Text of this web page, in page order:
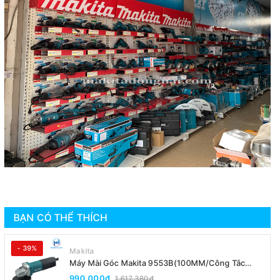
BẠN CÓ THỂ THÍCH
- 39% Makita
Máy Mài Góc Makita 9553B(100MM/Công Tắc
Đuôi)